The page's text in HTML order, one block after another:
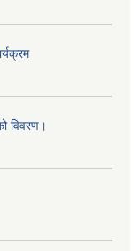
विवरण।